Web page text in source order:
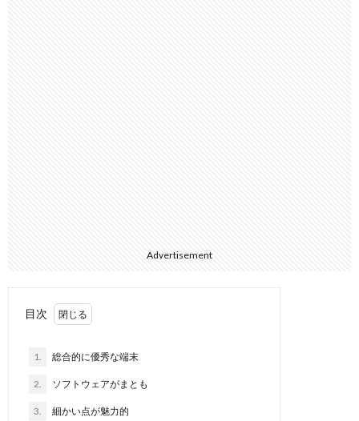
Advertisement
目次
1. 総合的に優秀な端末
2. ソフトウェアがまとも
3. 細かい点が魅力的